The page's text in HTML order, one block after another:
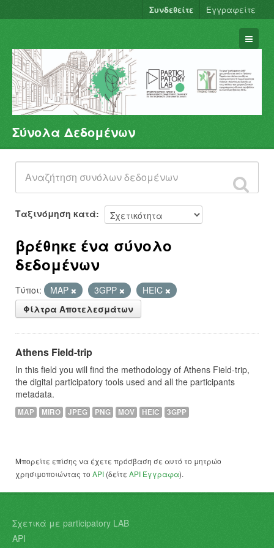
Συνδεθείτε Εγγραφείτε
Σύνολα Δεδομένων
Φορείς
Ομάδες
Σχετικά
Σύνολα Δεδομένων
Ταξινόμηση κατά
βρέθηκε ένα σύνολο
δεδομένων
Τύποι: MAP 3GPP
HEIC
Φίλτρα Αποτελεσμάτων
Athens Field-trip
In this field you will find the methodology of Athens Field-trip,
the digital participatory tools used and all the participants
metadata.
MAP MIRO JPEG PNG MOV HEIC 3GPP
Μπορείτε επίσης να έχετε πρόσβαση σε αυτό το μητρώο
χρησιμοποιώντας το API (δείτε API Έγγραφα).
Σχετικά με participatory LAB
API